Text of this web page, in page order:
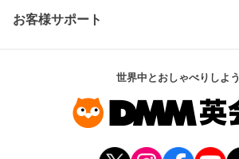
お客様サポート
世界中とおしゃべりしよう